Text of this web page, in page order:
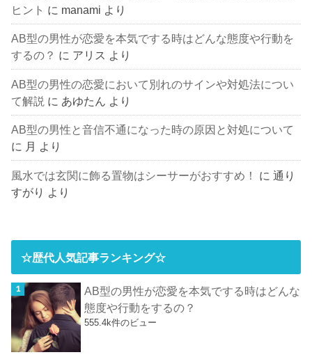
ヒント に manami より
AB型の男性が恋愛を本気でする時はどんな態度や行動を
するの？ に アリス より
AB型の男性の恋愛において別れのサインや対処法につい
て解説 に あゆたん より
AB型の男性と音信不通になった時の原因と対処について
に 月 より
風水では玄関に飾る置物はシーサーがおすすめ！ に通り
すがり より
☆歴代人気記事ランキング☆
AB型の男性が恋愛を本気でする時はどんな
態度や行動をするの？
555.4k件のビュー